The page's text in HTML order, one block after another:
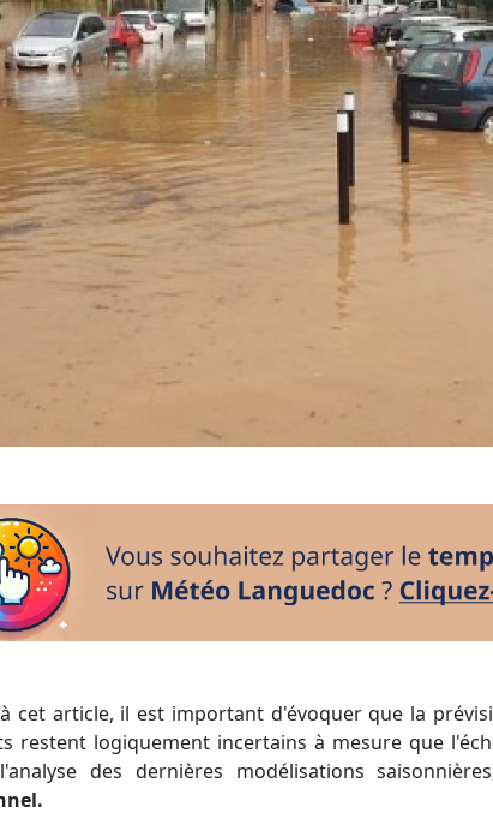
restent logiquement incertains à mesure que
des dernières modélisations